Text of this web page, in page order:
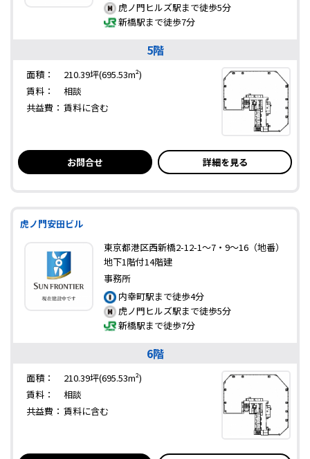
虎ノ門ヒルズ駅まで徒歩5分
新橋駅まで徒歩7分
5階
面積：
210.39坪(695.53m²)
賃料：
相談
共益費： 賃料に含む
お問合せ 詳細を見る
虎ノ門安田ビル
東京都港区西新橋2-12-1～7・9～16（地番）
地下1階付14階建
事務所
内幸町駅まで徒歩4分
虎ノ門ヒルズ駅まで徒歩5分
新橋駅まで徒歩7分
6階
面積：
210.39坪(695.53m²)
賃料：
相談
共益費： 賃料に含む